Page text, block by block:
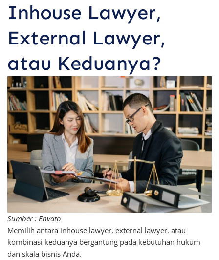
Inhouse Lawyer,
External Lawyer,
atau Keduanya?
Sumber : Envato
Memilih antara inhouse lawyer, external lawyer, atau
kombinasi keduanya bergantung pada kebutuhan hukum
dan skala bisnis Anda.